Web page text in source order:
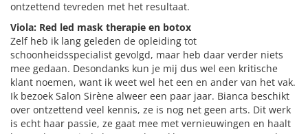
ontzettend tevreden met het resultaat.
Viola: Red led mask therapie en botox
Zelf heb ik lang geleden de opleiding tot
schoonheidsspecialist gevolgd, maar heb daar verder niets
mee gedaan. Desondanks kun je mij dus wel een kritische
klant noemen, want ik weet wel het een en ander van het vak.
Ik bezoek Salon Sirène alweer een paar jaar. Bianca beschikt
over ontzettend veel kennis, ze is nog net geen arts. Dit werk
is echt haar passie, ze gaat mee met vernieuwingen en haalt